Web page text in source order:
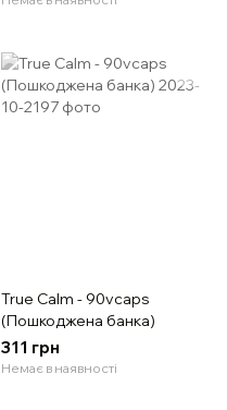
True Calm - 90vcaps
(Пошкоджена банка)
311 грн
Немає в наявності